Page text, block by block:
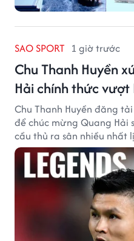
SAO SPORT 1 giờ trước
Chu Thanh Huyền
Hải chính thức vượt
Chu Thanh Huyền đăng
để chúc mừng Quang Hải
cầu thủ ra sân nhiều nhất